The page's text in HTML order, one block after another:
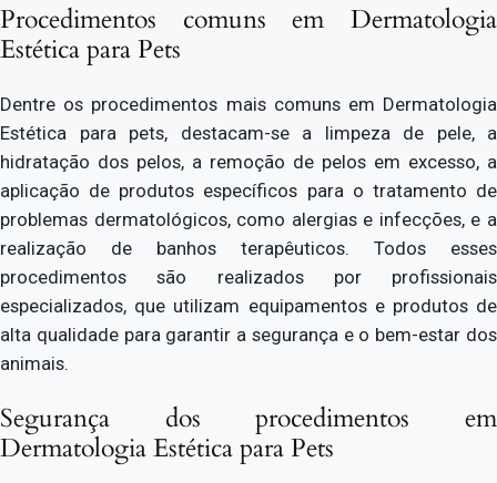
Procedimentos comuns em Dermatologia
Estética para Pets
Dentre os procedimentos mais comuns em Dermatologia
Estética para pets, destacam-se a limpeza de pele, a
hidratação dos pelos, a remoção de pelos em excesso, a
aplicação de produtos específicos para o tratamento de
problemas dermatológicos, como alergias e infecções, e a
realização de banhos terapêuticos. Todos esses
procedimentos são realizados por profissionais
especializados, que utilizam equipamentos e produtos de
alta qualidade para garantir a segurança e o bem-estar dos
animais.
Segurança dos procedimentos em
Dermatologia Estética para Pets